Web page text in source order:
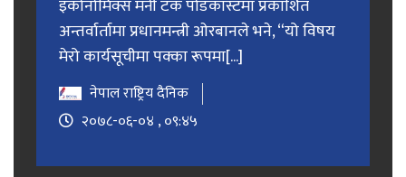
इकोनोमिक्स मनी टक पोडकास्टमा प्रकाशित
अन्तर्वार्तामा प्रधानमन्त्री ओरबानले भने, “यो विषय
मेरो कार्यसूचीमा पक्का रूपमा[...]
नेपाल राष्ट्रिय दैनिक
२०७८-०६-०४ , ०९:४५